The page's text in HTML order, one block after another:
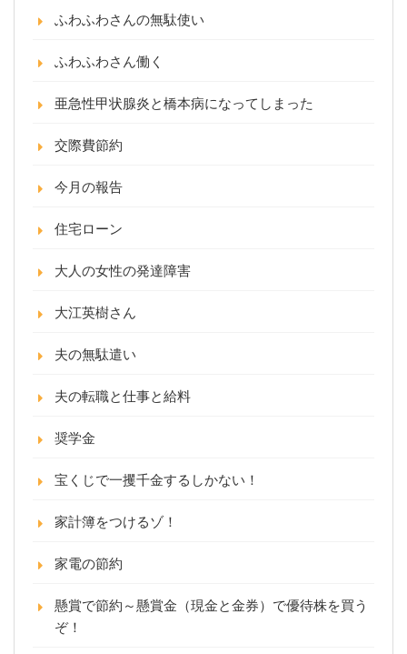
ふわふわさんの無駄使い
ふわふわさん働く
亜急性甲状腺炎と橋本病になってしまった
交際費節約
今月の報告
住宅ローン
大人の女性の発達障害
大江英樹さん
夫の無駄遣い
夫の転職と仕事と給料
奨学金
宝くじで一攫千金するしかない！
家計簿をつけるゾ！
家電の節約
懸賞で節約～懸賞金（現金と金券）で優待株を買う
ぞ！